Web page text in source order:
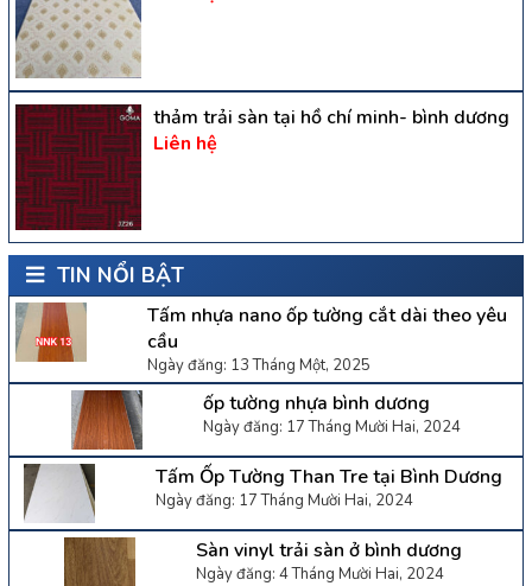
thảm trải sàn tại hồ chí minh- bình dương
Liên hệ
TIN NỔI BẬT
Tấm nhựa nano ốp tường cắt dài theo yêu
cầu
Ngày đăng: 13 Tháng Một, 2025
ốp tường nhựa bình dương
Ngày đăng: 17 Tháng Mười Hai, 2024
Tấm Ốp Tường Than Tre tại Bình Dương
Ngày đăng: 17 Tháng Mười Hai, 2024
Sàn vinyl trải sàn ở bình dương
Ngày đăng: 4 Tháng Mười Hai, 2024